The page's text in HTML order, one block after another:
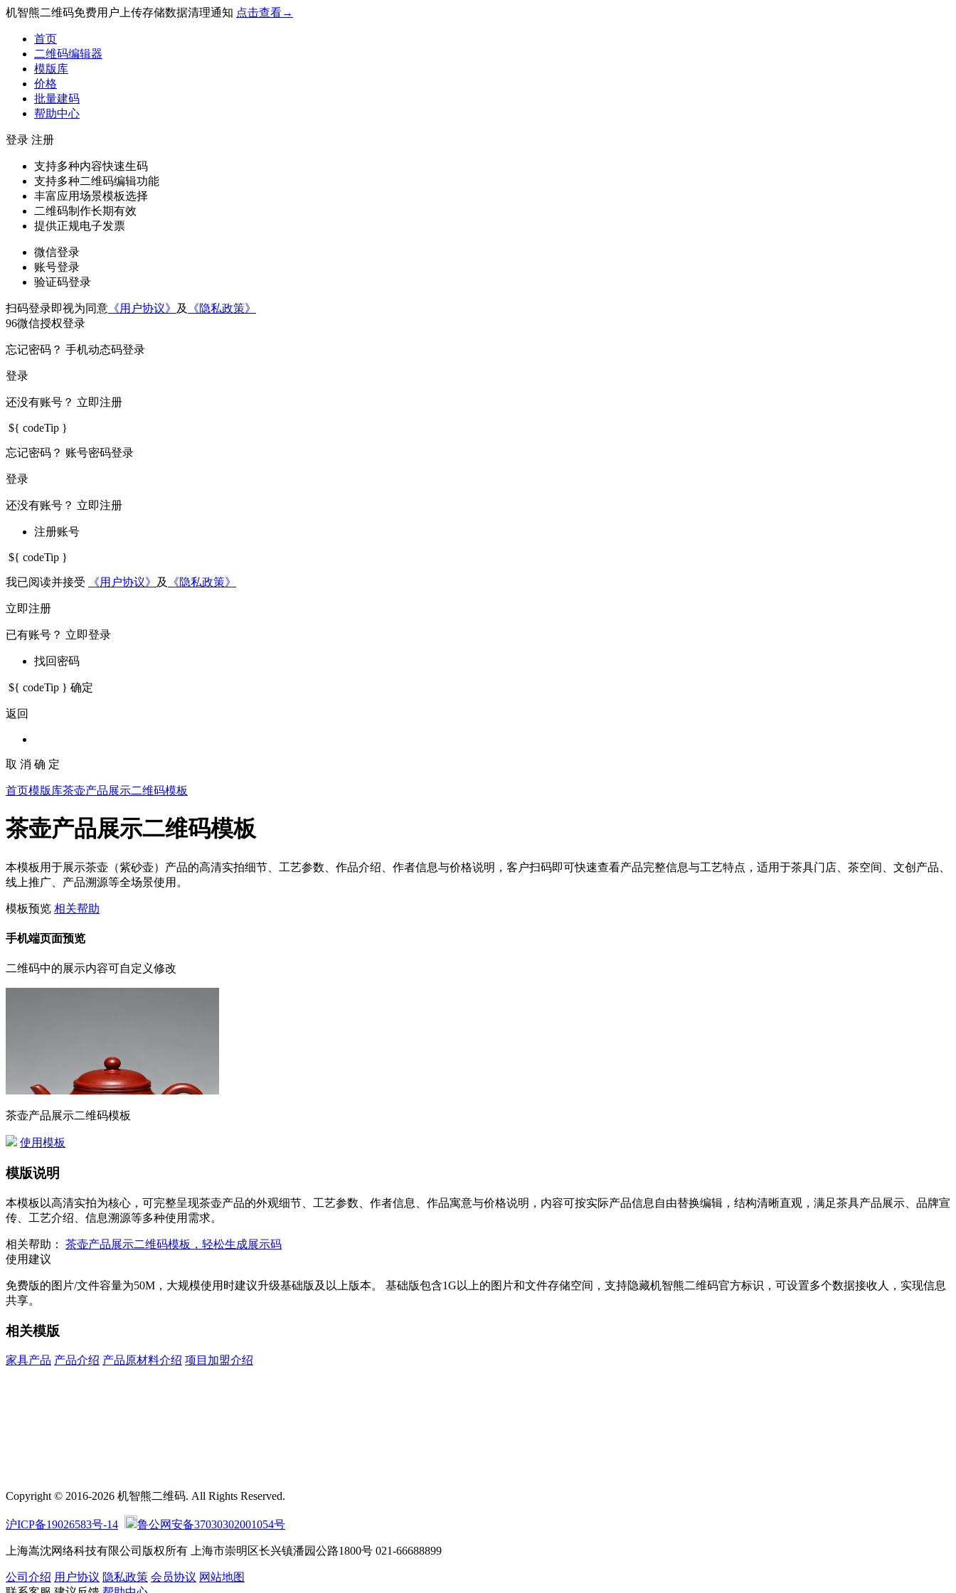
机智熊二维码免费用户上传存储数据清理通知 点击查看→
首页
二维码编辑器
模版库
价格
批量建码
帮助中心
登录 注册
支持多种内容快速生码
支持多种二维码编辑功能
丰富应用场景模板选择
二维码制作长期有效
提供正规电子发票
微信登录
账号登录
验证码登录
扫码登录即视为同意 《用户协议》 及
《隐私政策》
96微信授权登录
忘记密码？ 手机动态码登录
登录
还没有账号？ 立即注册
${ codeTip }
忘记密码？ 账号密码登录
登录
还没有账号？ 立即注册
注册账号
${ codeTip }
我已阅读并接受 《用户协议》 及 《隐私政策》
立即注册
已有账号？ 立即登录
找回密码
${ codeTip } 确定
返回
取 消 确 定
首页模版库茶壶产品展示二维码模板
茶壶产品展示二维码模板
本模板用于展示茶壶（紫砂壶）产品的高清实拍细节、工艺参数、作品介绍、作者信息与价格说明，客户扫码即可快速查看产品完整信息与工艺特点，适用于茶具门店、茶空间、文创产品、
线上推广、产品溯源等全场景使用。
模板预览 相关帮助
手机端页面预览
二维码中的展示内容可自定义修改
茶壶产品展示二维码模板
使用模板
模版说明
本模板以高清实拍为核心，可完整呈现茶壶产品的外观细节、工艺参数、作者信息、作品寓意与价格说明，内容可按实际产品信息自由替换编辑，结构清晰直观，满足茶具产品展示、品牌宣
传、工艺介绍、信息溯源等多种使用需求。
相关帮助：
茶壶产品展示二维码模板，轻松生成展示码
使用建议
免费版的图片/文件容量为50M，大规模使用时建议升级基础版及以上版本。 基础版包含1G以上的图片和文件存储空间，支持隐藏机智熊二维码官方标识，可设置多个数据接收人，实现信息
共享。
相关模版
家具产品 产品介绍 产品原材料介绍 项目加盟介绍
Copyright © 2016-2026 机智熊二维码. All Rights Reserved.
沪ICP备19026583号-14 鲁公网安备37030302001054号
上海嵩沈网络科技有限公司版权所有 上海市崇明区长兴镇潘园公路1800号 021-66688899
公司介绍 用户协议 隐私政策 会员协议 网站地图